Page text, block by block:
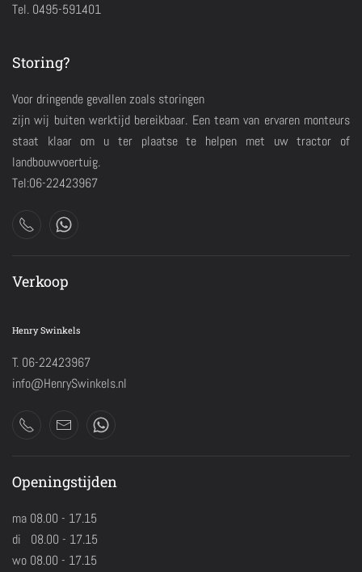
Tel. 0495-591401
Storing?
Voor dringende gevallen zoals storingen
zijn wij buiten werktijd bereikbaar. Een team van ervaren monteurs
staat klaar om u ter plaatse te helpen met uw tractor of
landbouwvoertuig.
Tel:06-22423967
Verkoop
Henry Swinkels
T. 06-22423967
info@HenrySwinkels.nl
Openingstijden
ma 08.00 - 17.15
di 08.00 - 17.15
wo 08.00 - 17.15